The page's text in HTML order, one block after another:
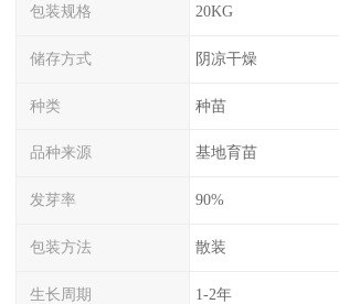
包装规格 20KG
储存方式 阴凉干燥
种类 种苗
品种来源 基地育苗
发芽率 90%
包装方法 散装
生长周期 1-2年